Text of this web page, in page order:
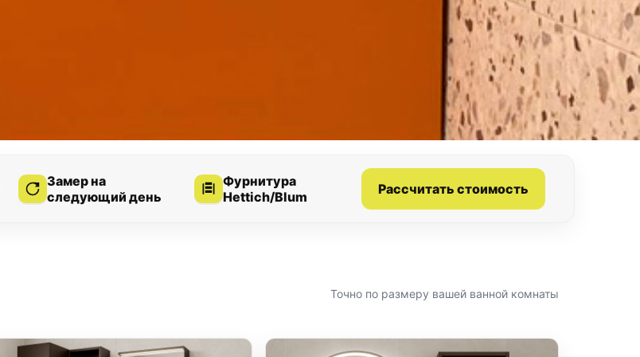
Замер на
следующий день
Фурнитура
Hettich/Blum
Рассчитать стоимость
Точно по размеру вашей ванной комнаты